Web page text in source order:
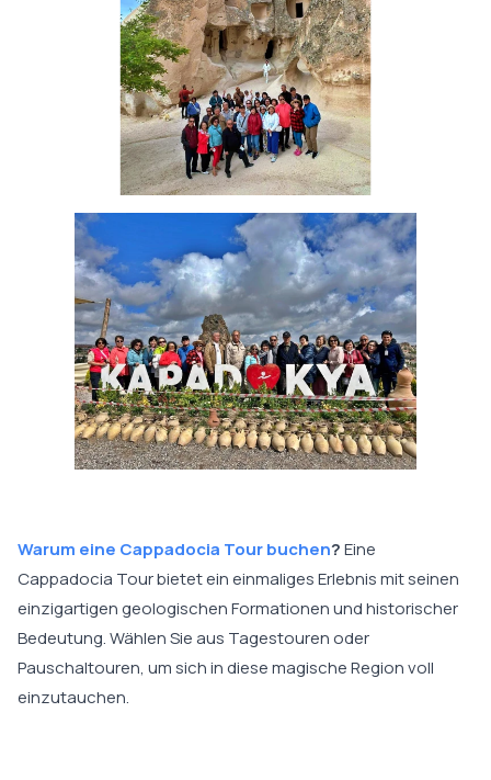
Warum eine Cappadocia Tour buchen?Eine
Cappadocia Tour bietet ein einmaliges Erlebnis mit seinen
einzigartigen geologischen Formationen und historischer
Bedeutung. Wählen Sie aus Tagestouren oder
Pauschaltouren, um sich in diese magische Region voll
einzutauchen.